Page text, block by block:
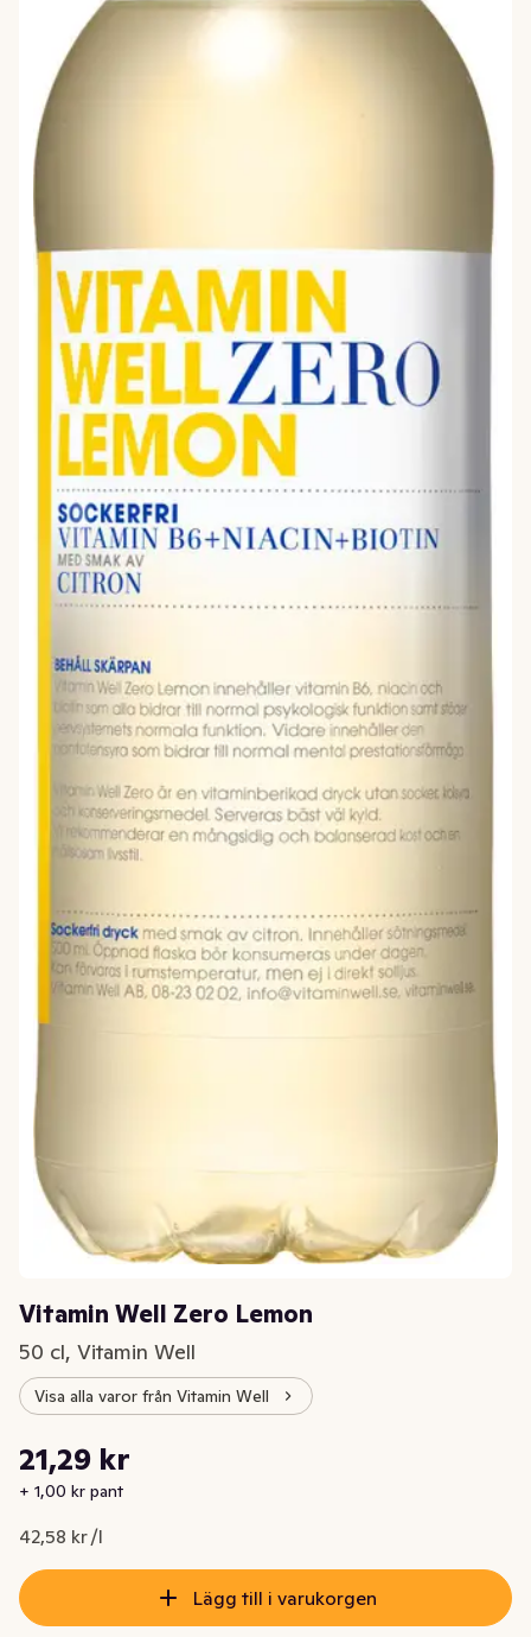
Vitamin Well Zero Lemon
50 cl, Vitamin Well
Visa alla varor från Vitamin Well
Nuvarande pris är: 21,29 kr
21,29 kr
+ 1,00 kr pant
42,58 kr /l
Styckpris: 42,58 kr /l
Lägg till i varukorgen